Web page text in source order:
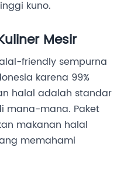
kuno.
Mesir
friendly sempurna
karena 99%
halal adalah standar
mana-mana. Paket
makanan halal
memahami